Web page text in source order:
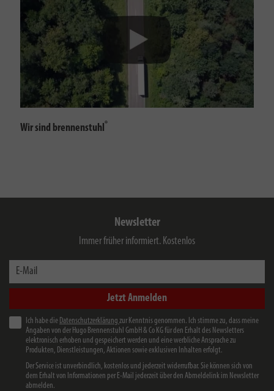
Wir sind brennenstuhl ®
Newsletter
Immer früher informiert. Kostenlos
E-Mail
Jetzt Anmelden
Ich habe die Datenschutzerklärung zur Kenntnis genommen. Ich stimme zu, dass meine
Angaben von der Hugo Brennenstuhl GmbH & Co KG für den Erhalt des Newsletters
elektronisch erhoben und gespeichert werden und eine werbliche Ansprache zu
Produkten, Dienstleistungen, Aktionen sowie exklusiven Inhalten erfolgt.
Der Service ist unverbindlich, kostenlos und jederzeit widerrufbar. Sie können sich von
dem Erhalt von Informationen per E-Mail jederzeit über den Abmeldelink im Newsletter
abmelden.